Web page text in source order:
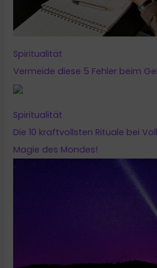
Spiritualität
Vermeide diese 5 Fehler beim
Spiritualität
Die 10 kraftvollsten Rituale bei
Magie des Mondes!